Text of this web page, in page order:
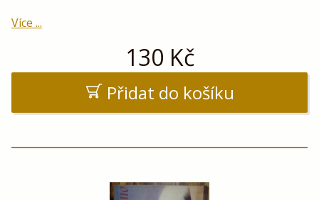
Více ...
130 Kč
Přidat do košíku